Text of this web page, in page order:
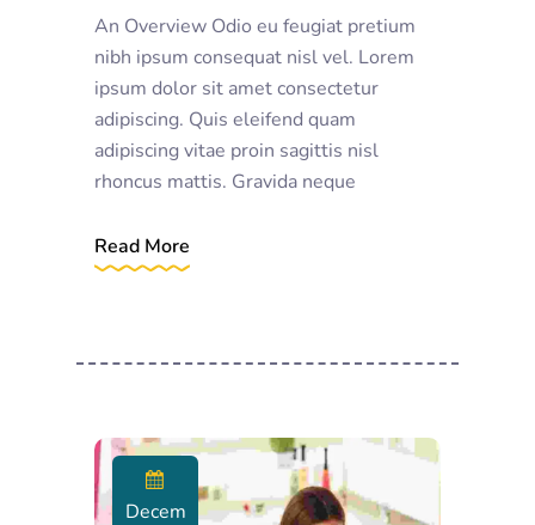
An Overview Odio eu feugiat pretium
nibh ipsum consequat nisl vel. Lorem
ipsum dolor sit amet consectetur
adipiscing. Quis eleifend quam
adipiscing vitae proin sagittis nisl
rhoncus mattis. Gravida neque
Read More
Decem